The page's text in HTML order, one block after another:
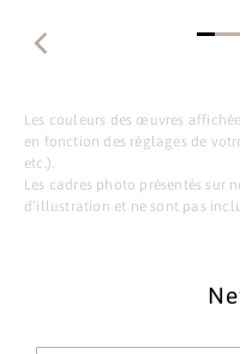
Les couleurs des œuvres
en fonction des réglages de
etc.).
Les cadres photo présentés sur
d’illustration et ne sont pas